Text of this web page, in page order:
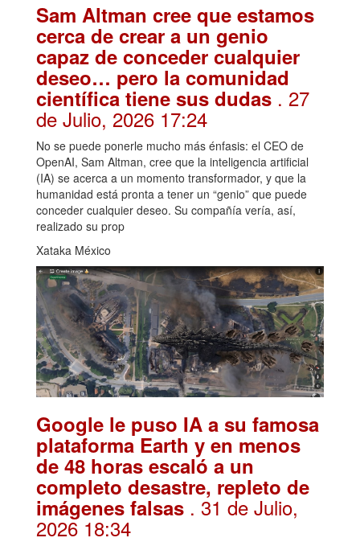
Sam Altman cree que estamos
cerca de crear a un genio
capaz de conceder cualquier
deseo… pero la comunidad
científica tiene sus dudas . 27
de Julio, 2026 17:24
No se puede ponerle mucho más énfasis: el CEO de
OpenAI, Sam Altman, cree que la inteligencia artificial
(IA) se acerca a un momento transformador, y que la
humanidad está pronta a tener un “genio” que puede
conceder cualquier deseo. Su compañía vería, así,
realizado su prop
Xataka México
Google le puso IA a su famosa
plataforma Earth y en menos
de 48 horas escaló a un
completo desastre, repleto de
imágenes falsas . 31 de Julio,
2026 18:34